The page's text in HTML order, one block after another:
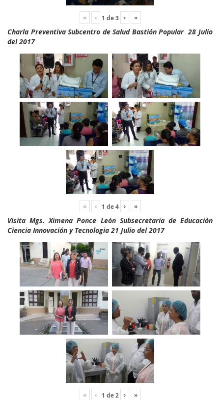
« ‹ 1 de3 › »
Charla Preventiva Subcentro de Salud Bastión Popular 28 Julio
del 2017
« ‹ 1 de4 › »
Visita Mgs. Ximena Ponce León Subsecretaria de Educación
Ciencia Innovación y Tecnologia 21 Julio del 2017
« ‹ 1 de2 › »